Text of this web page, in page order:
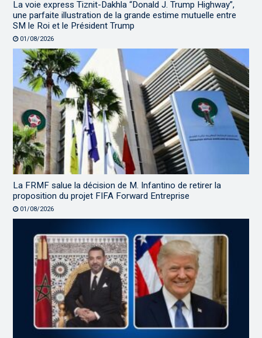
La voie express Tiznit-Dakhla “Donald J. Trump Highway”,
une parfaite illustration de la grande estime mutuelle entre
SM le Roi et le Président Trump
01/08/2026
La FRMF salue la décision de M. Infantino de retirer la
proposition du projet FIFA Forward Entreprise
01/08/2026